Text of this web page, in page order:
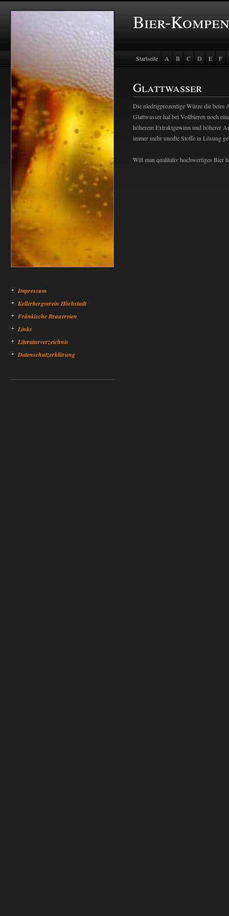
Bier-
Impressum
Kellerbergverein Höchstadt
Fränkische Brauereien
Links
Literaturverzeichnis
Datenschutzerklärung
Startseite A B C D E
F
Glattwasser
Die niedrigprozentige Würze die beim
Glattwasser hat bei Vollbieren noch
höherem Extraktgewinn und höherer
immer mehr unedle Stoffe in Lösung
Will man qualitativ hochwertiges Bier